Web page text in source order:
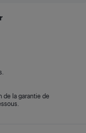
de la garantie de